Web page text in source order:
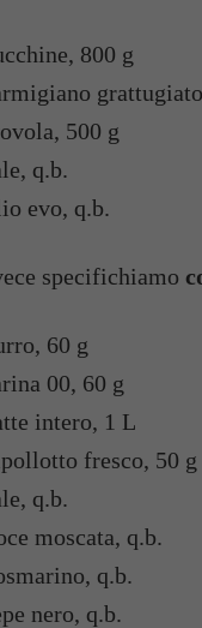
800 g
500 g
q.b.
evo, q.b.
specifichiamo
60 g
00, 60 g
intero, 1 L
fresco, 50 g
q.b.
moscata, q.b.
q.b.
nero, q.b.